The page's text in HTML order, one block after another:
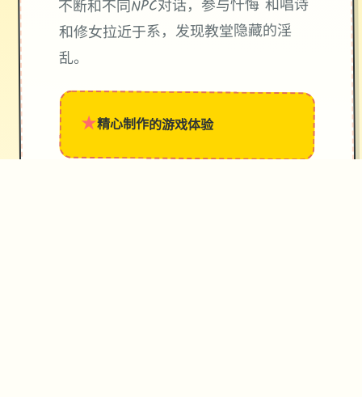
不断和不同NPC对话，参与忏悔 和唱诗
和修女拉近于系，发现教堂隐藏的淫
乱。
★精心制作的游戏体验